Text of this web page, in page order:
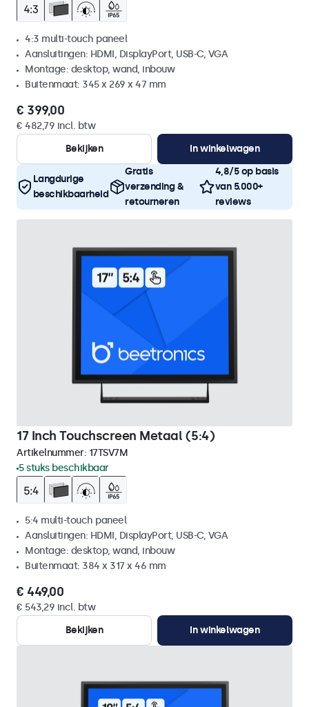
4:3 multi-touch paneel
Aansluitingen: HDMI, DisplayPort, USB-C, VGA
Montage: desktop, wand, inbouw
Buitenmaat: 345 x 269 x 47 mm
€ 399,00
€ 482,79 incl. btw
Bekijken
In winkelwagen
Langdurige
beschikbaarheid
Gratis
verzending &
retourneren
4,8/5 op basis
van 5.000+
reviews
17 Inch Touchscreen Metaal (5:4)
Artikelnummer: 17TSV7M
5 stuks beschikbaar
5:4 multi-touch paneel
Aansluitingen: HDMI, DisplayPort, USB-C, VGA
Montage: desktop, wand, inbouw
Buitenmaat: 384 x 317 x 46 mm
€ 449,00
€ 543,29 incl. btw
Bekijken
In winkelwagen